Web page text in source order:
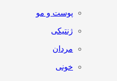
پوست و مو
ژنتیکی
مردان
خونی